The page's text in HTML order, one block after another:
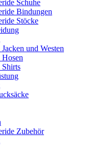
Schuhe
Bindungen
Stöcke
und Westen
Shirts
Zubehör